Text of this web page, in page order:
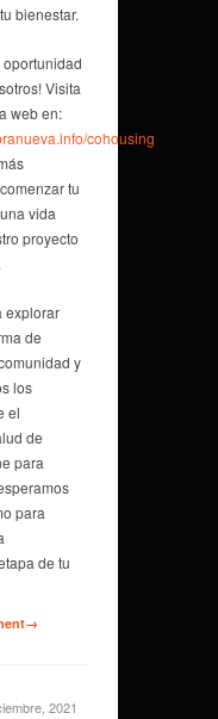
bienestar.
oportunidad
Visita
web en:
cohousing
tu
vida
proyecto
explorar
de
y
los
el
de
para
para
de tu
2021